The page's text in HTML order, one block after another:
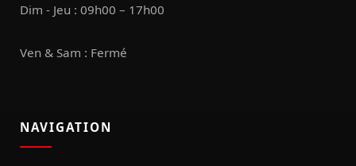
Dim - Jeu : 09h00 – 17h00
Ven & Sam : Fermé
NAVIGATION